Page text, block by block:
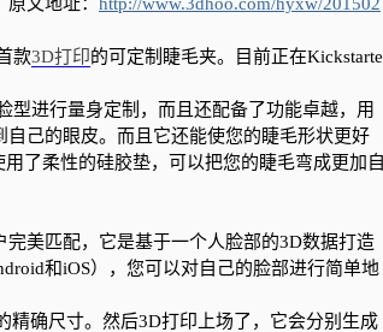
款3D打印的可定制睫毛夹。目前正在Kickstarte
型进行量身定制，而且还配备了功能卓越，用
己的眼皮。而且它还能使您的睫毛形状更好
了柔性的硅胶垫，可以把您的睫毛弯成更加自
美匹配，它是基于一个人脸部的3D数据打造
和iOS），您可以对自己的脸部进行简单地
精确尺寸。然后3D打印上场了，它会分别生成